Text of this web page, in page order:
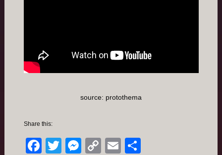
source: protothema
Share this:
Facebook
TwitterMessenger
CopyEmail